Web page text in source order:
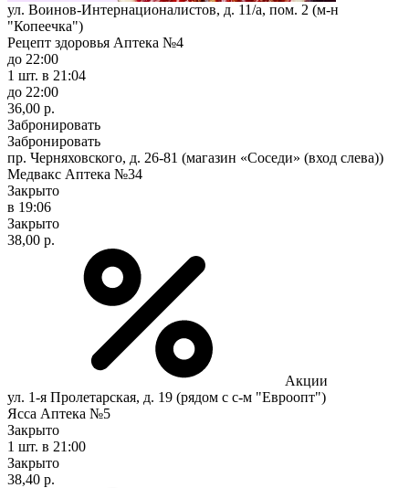
ул. Воинов-Интернационалистов, д. 11/а, пом. 2 (м-н
"Копеечка")
Рецепт здоровья Аптека №4
до 22:00
1 шт. в 21:04
до 22:00
36,00 р.
Забронировать
Забронировать
пр. Черняховского, д. 26-81 (магазин «Соседи» (вход слева))
Медвакс Аптека №34
Закрыто
в 19:06
Закрыто
38,00 р.
Акции
ул. 1-я Пролетарская, д. 19 (рядом с с-м "Евроопт")
Ясса Аптека №5
Закрыто
1 шт. в 21:00
Закрыто
38,40 р.